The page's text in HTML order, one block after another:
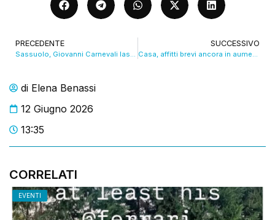
di Elena Benassi
12 Giugno 2026
13:35
CORRELATI
EVENTI
PRECEDENTE
Sassuolo, Giovanni Carnevali lascia e va alla Juventus
SUCCESSIVO
Casa, affitti brevi ancora in aumento: +30% in 21 mesi. VIDEO